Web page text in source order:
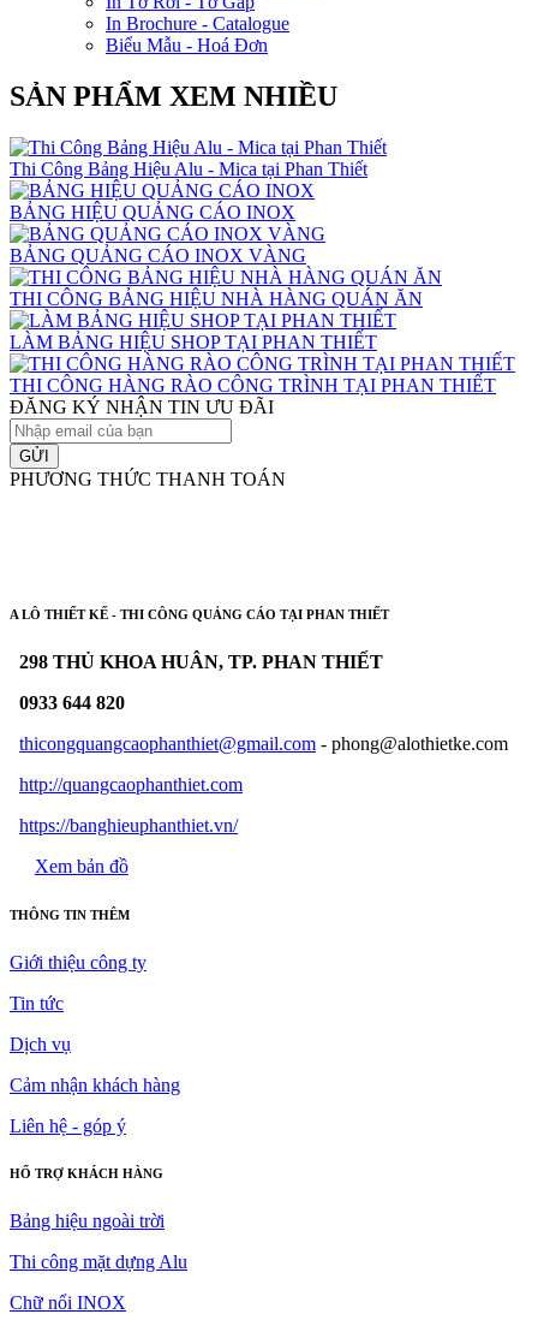
In Brochure - Catalogue
Biểu Mẫu - Hoá Đơn
SẢN PHẨM XEM NHIỀU
Thi Công Bảng Hiệu Alu - Mica tại Phan Thiết
BẢNG HIỆU QUẢNG CÁO INOX
BẢNG QUẢNG CÁO INOX VÀNG
THI CÔNG BẢNG HIỆU NHÀ HÀNG QUÁN ĂN
LÀM BẢNG HIỆU SHOP TẠI PHAN THIẾT
THI CÔNG HÀNG RÀO CÔNG TRÌNH TẠI PHAN THIẾT
ĐĂNG KÝ NHẬN TIN ƯU ĐÃI
GỬI
PHƯƠNG THỨC THANH TOÁN
A LÔ THIẾT KẾ - THI CÔNG QUẢNG CÁO TẠI PHAN THIẾT
298 THỦ KHOA HUÂN, TP. PHAN THIẾT
0933 644 820
thicongquangcaophanthiet@gmail.com - phong@alothietke.com
http://quangcaophanthiet.com
https://banghieuphanthiet.vn/
Xem bản đồ
THÔNG TIN THÊM
Giới thiệu công ty
Tin tức
Dịch vụ
Cảm nhận khách hàng
Liên hệ - góp ý
HỔ TRỢ KHÁCH HÀNG
Bảng hiệu ngoài trời
Thi công mặt dựng Alu
Chữ nổi INOX